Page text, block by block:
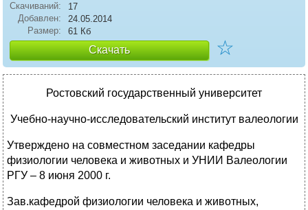
Скачиваний:
17
Добавлен:
24.05.2014
Размер:
61 Кб
Скачать ☆
Ростовский государственный университет
Учебно-научно-исследовательский институт валеологии
Утверждено на совместном заседании кафедры
физиологии человека и животных и УНИИ Валеологии
РГУ – 8 июня 2000 г.
Зав.кафедрой физиологии человека и животных,